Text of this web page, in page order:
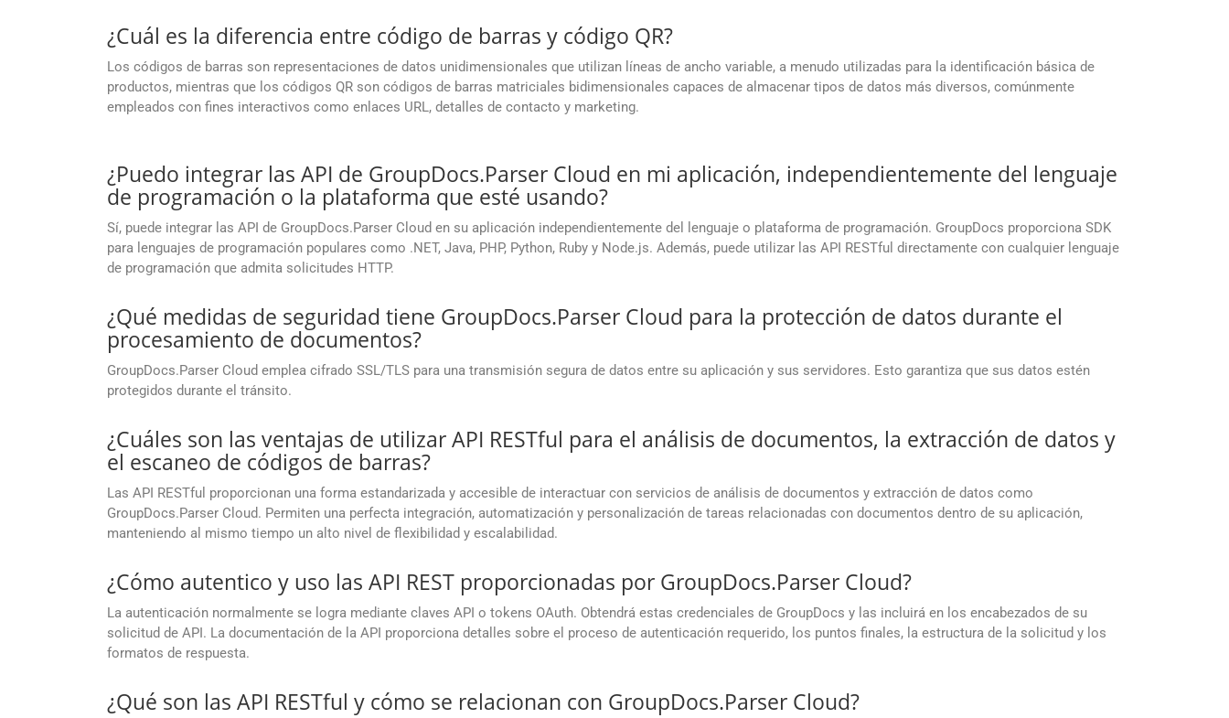
¿Cuál es la diferencia entre código de barras y código QR?
Los códigos de barras son representaciones de datos unidimensionales que utilizan líneas de ancho variable, a menudo utilizadas para la identificación básica de
productos, mientras que los códigos QR son códigos de barras matriciales bidimensionales capaces de almacenar tipos de datos más diversos, comúnmente
empleados con fines interactivos como enlaces URL, detalles de contacto y marketing.
¿Puedo integrar las API de GroupDocs.Parser Cloud en mi aplicación, independientemente del lenguaje
de programación o la plataforma que esté usando?
Sí, puede integrar las API de GroupDocs.Parser Cloud en su aplicación independientemente del lenguaje o plataforma de programación. GroupDocs proporciona SDK
para lenguajes de programación populares como .NET, Java, PHP, Python, Ruby y Node.js. Además, puede utilizar las API RESTful directamente con cualquier lenguaje
de programación que admita solicitudes HTTP.
¿Qué medidas de seguridad tiene GroupDocs.Parser Cloud para la protección de datos durante el
procesamiento de documentos?
GroupDocs.Parser Cloud emplea cifrado SSL/TLS para una transmisión segura de datos entre su aplicación y sus servidores. Esto garantiza que sus datos estén
protegidos durante el tránsito.
¿Cuáles son las ventajas de utilizar API RESTful para el análisis de documentos, la extracción de datos y
el escaneo de códigos de barras?
Las API RESTful proporcionan una forma estandarizada y accesible de interactuar con servicios de análisis de documentos y extracción de datos como
GroupDocs.Parser Cloud. Permiten una perfecta integración, automatización y personalización de tareas relacionadas con documentos dentro de su aplicación,
manteniendo al mismo tiempo un alto nivel de flexibilidad y escalabilidad.
¿Cómo autentico y uso las API REST proporcionadas por GroupDocs.Parser Cloud?
La autenticación normalmente se logra mediante claves API o tokens OAuth. Obtendrá estas credenciales de GroupDocs y las incluirá en los encabezados de su
solicitud de API. La documentación de la API proporciona detalles sobre el proceso de autenticación requerido, los puntos finales, la estructura de la solicitud y los
formatos de respuesta.
¿Qué son las API RESTful y cómo se relacionan con GroupDocs.Parser Cloud?